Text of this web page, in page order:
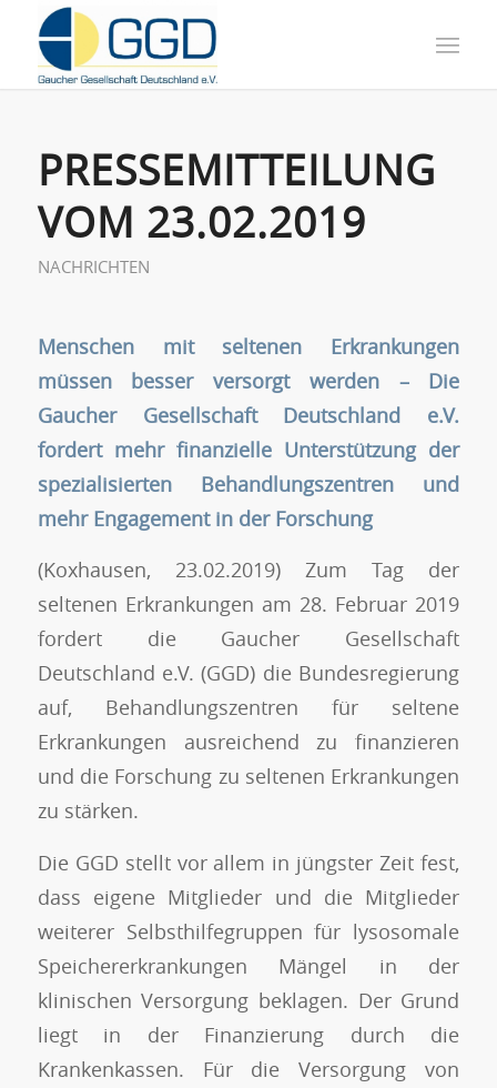
PRESSEMITTEILUNG
VOM 23.02.2019
NACHRICHTEN
Menschen mit seltenen Erkrankungen
müssen besser versorgt werden – Die
Gaucher Gesellschaft Deutschland e.V.
fordert mehr finanzielle Unterstützung der
spezialisierten Behandlungszentren und
mehr Engagement in der Forschung
(Koxhausen, 23.02.2019) Zum Tag der
seltenen Erkrankungen am 28. Februar 2019
fordert die Gaucher Gesellschaft
Deutschland e.V. (GGD) die Bundesregierung
auf, Behandlungszentren für seltene
Erkrankungen ausreichend zu finanzieren
und die Forschung zu seltenen Erkrankungen
zu stärken.
Die GGD stellt vor allem in jüngster Zeit fest,
dass eigene Mitglieder und die Mitglieder
weiterer Selbsthilfegruppen für lysosomale
Speichererkrankungen Mängel in der
klinischen Versorgung beklagen. Der Grund
liegt in der Finanzierung durch die
Krankenkassen. Für die Versorgung von